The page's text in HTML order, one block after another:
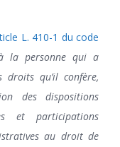
L. 410-1 du code
la personne qui a
qu’il confère,
des dispositions
et participations
au droit de